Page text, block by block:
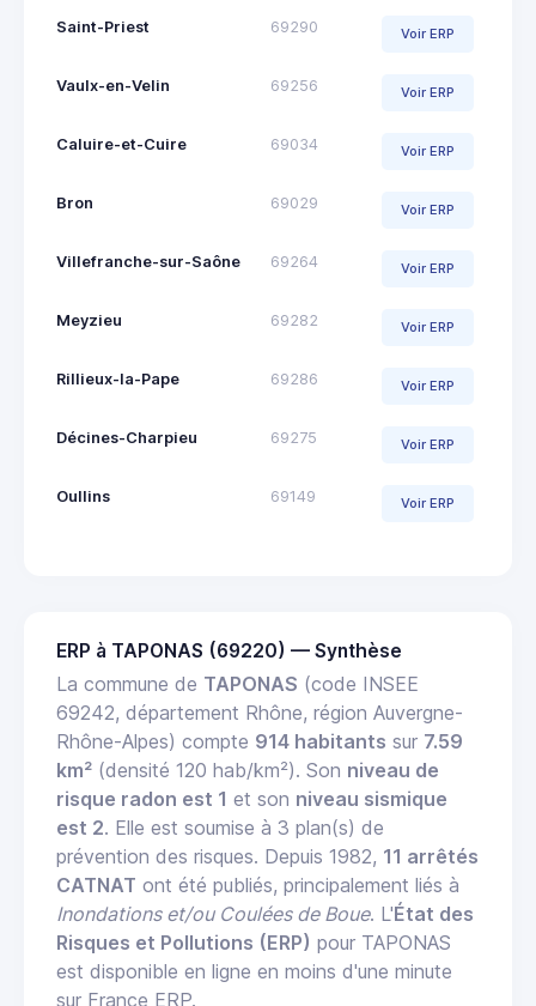
Saint-Priest 69290 Voir ERP
Vaulx-en-Velin 69256 Voir ERP
Caluire-et-Cuire 69034 Voir ERP
Bron 69029 Voir ERP
Villefranche-sur-Saône 69264 Voir ERP
Meyzieu 69282 Voir ERP
Rillieux-la-Pape 69286 Voir ERP
Décines-Charpieu 69275 Voir ERP
Oullins 69149 Voir ERP
ERP à TAPONAS (69220) — Synthèse
La commune de TAPONAS (code INSEE
69242, département Rhône, région Auvergne-
Rhône-Alpes) compte 914 habitants sur 7.59
km² (densité 120 hab/km²). Son niveau de
risque radon est 1 et son niveau sismique
est 2. Elle est soumise à 3 plan(s) de
prévention des risques. Depuis 1982, 11 arrêtés
CATNAT ont été publiés, principalement liés à
Inondations et/ou Coulées de Boue. L'État des
Risques et Pollutions (ERP) pour TAPONAS
est disponible en ligne en moins d'une minute
sur France ERP.